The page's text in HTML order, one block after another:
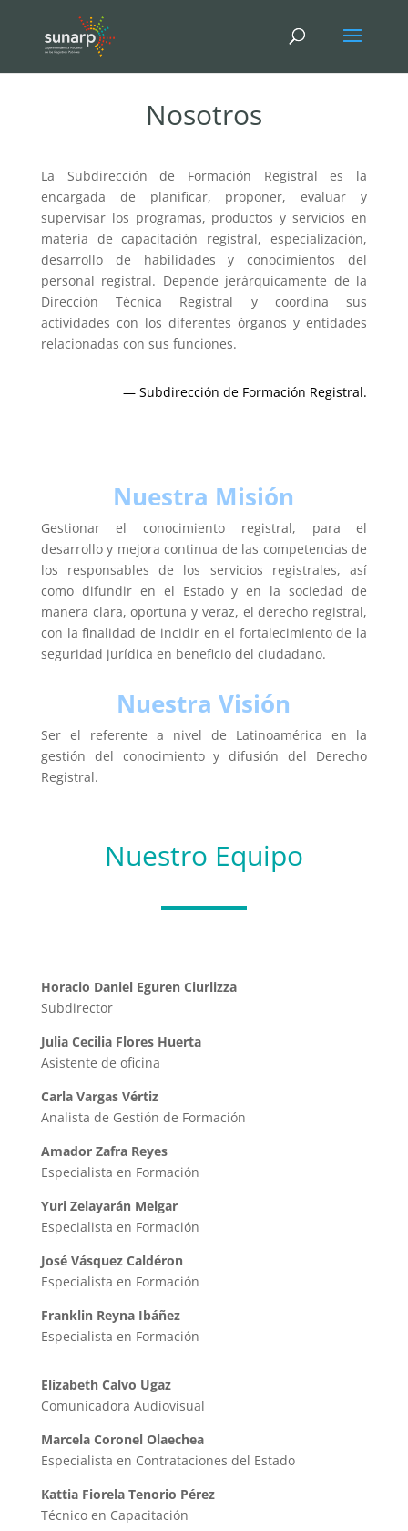
Nosotros
La Subdirección de Formación Registral es la
encargada de planificar, proponer, evaluar y
supervisar los programas, productos y servicios en
materia de capacitación registral, especialización,
desarrollo de habilidades y conocimientos del
personal registral. Depende jerárquicamente de la
Dirección Técnica Registral y coordina sus
actividades con los diferentes órganos y entidades
relacionadas con sus funciones.
— Subdirección de Formación Registral.
Nuestra Misión
Gestionar el conocimiento registral, para el
desarrollo y mejora continua de las competencias de
los responsables de los servicios registrales, así
como difundir en el Estado y en la sociedad de
manera clara, oportuna y veraz, el derecho registral,
con la finalidad de incidir en el fortalecimiento de la
seguridad jurídica en beneficio del ciudadano.
Nuestra Visión
Ser el referente a nivel de Latinoamérica en la
gestión del conocimiento y difusión del Derecho
Registral.
Nuestro Equipo
Horacio Daniel Eguren Ciurlizza
Subdirector
Julia Cecilia Flores Huerta
Asistente de oficina
Carla Vargas Vértiz
Analista de Gestión de Formación
Amador Zafra Reyes
Especialista en Formación
Yuri Zelayarán Melgar
Especialista en Formación
José Vásquez Caldéron
Especialista en Formación
Franklin Reyna Ibáñez
Especialista en Formación
Elizabeth Calvo Ugaz
Comunicadora Audiovisual
Marcela Coronel Olaechea
Especialista en Contrataciones del Estado
Kattia Fiorela Tenorio Pérez
Técnico en Capacitación